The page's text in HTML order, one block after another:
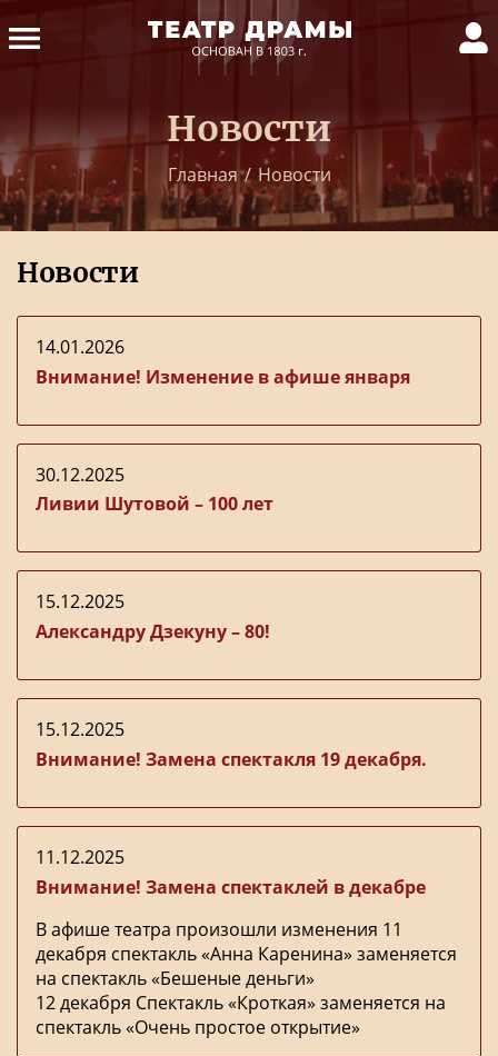
Новости
Главная / Новости
Новости
14.01.2026
Внимание! Изменение в афише января
30.12.2025
Ливии Шутовой – 100 лет
15.12.2025
Александру Дзекуну – 80!
15.12.2025
Внимание! Замена спектакля 19 декабря.
11.12.2025
Внимание! Замена спектаклей в декабре
В афише театра произошли изменения 11
декабря спектакль «Анна Каренина» заменяется
на спектакль «Бешеные деньги»
12 декабря Спектакль «Кроткая» заменяется на
спектакль «Очень простое открытие»